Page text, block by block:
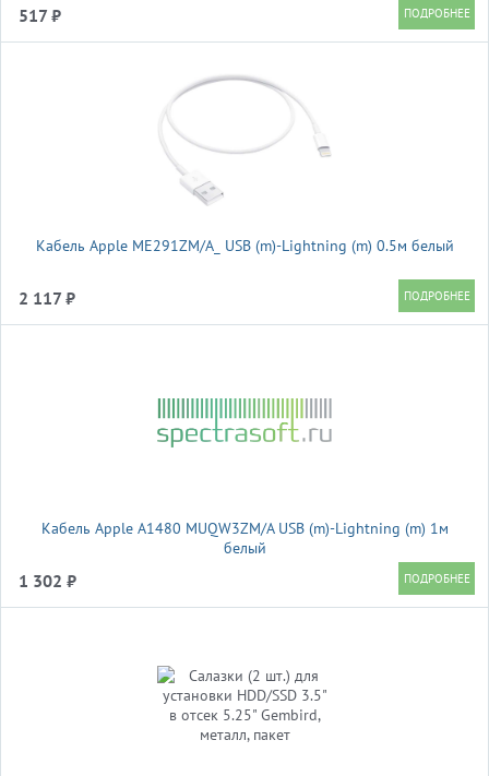
517 ₽
Кабель Apple ME291ZM/A_ USB (m)-Lightning (m) 0.5м белый
2 117 ₽
Кабель Apple A1480 MUQW3ZM/A USB (m)-Lightning (m) 1м
белый
1 302 ₽